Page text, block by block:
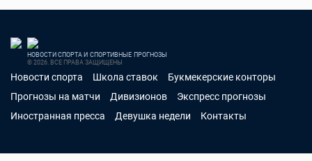
НОВОСТИ СПОРТА И СПОРТИВНЫЕ ПРОГНОЗЫ
© 2026. ВСЕ ПРАВА ЗАЩИЩЕНЫ
Новости спорта Школа ставок
Букмекерские конторы
Прогнозы на матчи
Дивизионов
Экспресс прогнозы
Иностранная пресса
Девушка недели Контакты